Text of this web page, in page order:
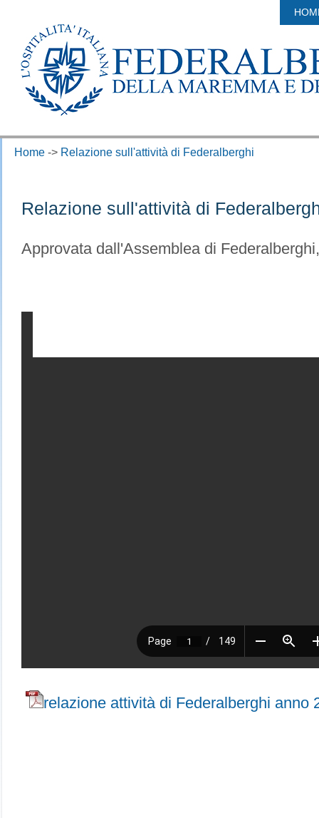
Home -> Relazione sull'attività di Federalberghi
Relazione sull'attività di
Approvata dall'Assemblea di
relazione attività di Federalberghi anno